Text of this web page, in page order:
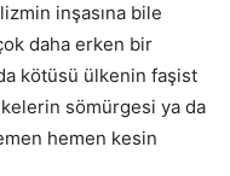
inşasına bile
daha erken bir
kötüsü ülkenin faşist
sömürgesi ya da
hemen kesin